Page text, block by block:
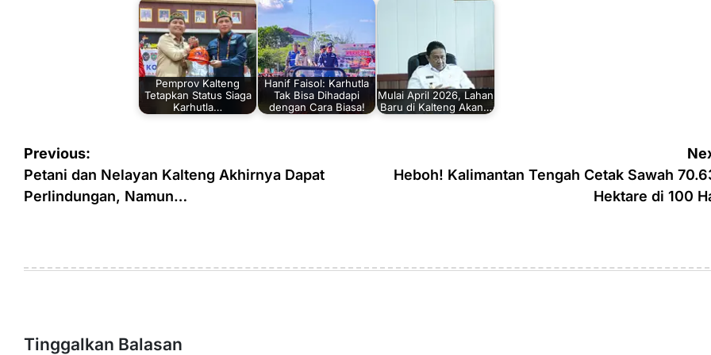
Pemprov Kalteng
Tetapkan Status Siaga
Karhutla…
Hanif Faisol: Karhutla
Tak Bisa Dihadapi
dengan Cara Biasa!
Mulai April 2026, Lahan
Baru di Kalteng Akan…
Navigasi
pos
Previous:
Petani dan Nelayan Kalteng Akhirnya Dapat
Perlindungan, Namun…
Heboh! Kalimantan Tengah Cetak Sawah
Hektare di 100
Tinggalkan Balasan